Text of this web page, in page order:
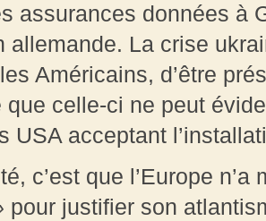
assurances données à
allemande. La crise
Américains, d’être
que celle-ci ne peut
USA acceptant
c’est que l’Europe
pour justifier son